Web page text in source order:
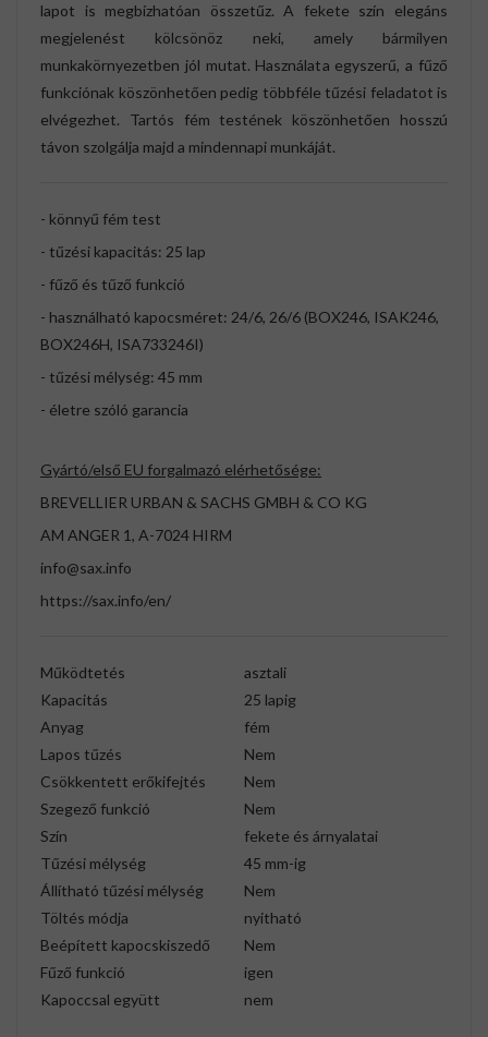
lapot is megbízhatóan összetűz. A fekete szín elegáns
megjelenést kölcsönöz neki, amely bármilyen
munkakörnyezetben jól mutat. Használata egyszerű, a fűző
funkciónak köszönhetően pedig többféle tűzési feladatot is
elvégezhet. Tartós fém testének köszönhetően hosszú
távon szolgálja majd a mindennapi munkáját.
- könnyű fém test
- tűzési kapacitás: 25 lap
- fűző és tűző funkció
- használható kapocsméret: 24/6, 26/6 (BOX246, ISAK246,
BOX246H, ISA733246I)
- tűzési mélység: 45 mm
- életre szóló garancia
Gyártó/első EU forgalmazó elérhetősége:
BREVELLIER URBAN & SACHS GMBH & CO KG
AM ANGER 1, A-7024 HIRM
info@sax.info
https://sax.info/en/
Működtetés
asztali
Kapacitás
25 lapig
Anyag
fém
Lapos tűzés
Nem
Csökkentett erőkifejtés
Nem
Szegező funkció
Nem
Szín
fekete és árnyalatai
Tűzési mélység
45 mm-ig
Állítható tűzési mélység
Nem
Töltés módja
nyitható
Beépített kapocskiszedő
Nem
Fűző funkció
igen
Kapoccsal együtt
nem